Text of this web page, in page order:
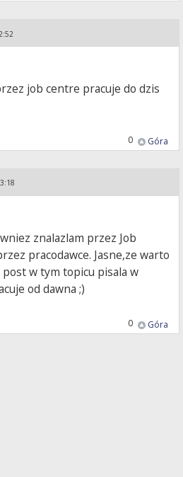
job centre pracuje do dzis
Góra
0
znalazlam przez Job
pracodawce. Jasne,ze warto
w tym topicu pisala w
od dawna ;)
Góra
0